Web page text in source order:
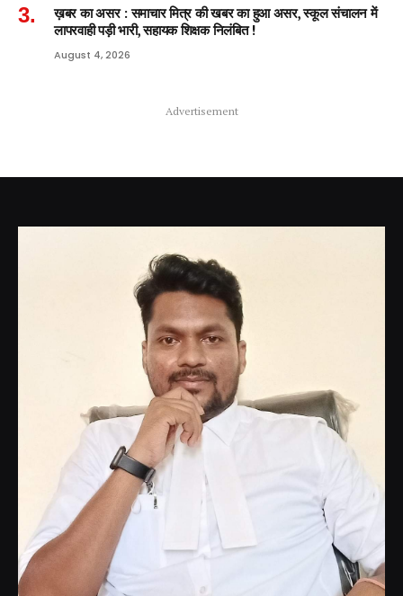
ख़बर का असर : समाचार मित्र की खबर का हुआ असर, स्कूल संचालन में
लापरवाही पड़ी भारी, सहायक शिक्षक निलंबित !
August 4, 2026
Advertisement